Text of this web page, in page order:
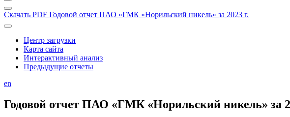
Скачать PDF Годовой отчет ПАО «ГМК «Норильский никель» за 2023 г.
Центр загрузки
Карта сайта
Интерактивный анализ
Предыдущие отчеты
en
Годовой отчет ПАО «ГМК «Норильский никель» за